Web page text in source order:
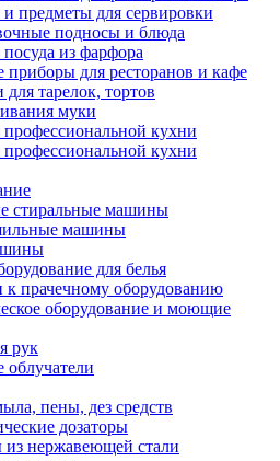
предметы для сервировки
подносы и блюда
из фарфора
приборы для ресторанов и кафе
тарелок, тортов
муки
кухни
кухни
стиральные машины
машины
для белья
к прачечному оборудованию
оборудование и моющие
рук
облучатели
пены, дез средств
дозаторы
из нержавеющей стали